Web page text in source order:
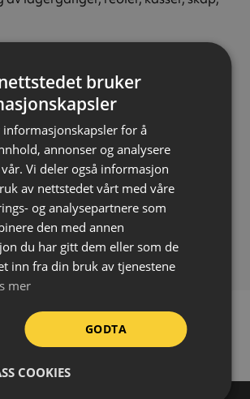
Gul
75 mm
tekstil
mm
á 6 stk
bruker
informasjonskapsler for å
annonser og analysere
Vi deler også informasjon
av nettstedet vårt med våre
og analysepartnere som
den med annen
du har gitt dem eller som de
inn fra din bruk av tjenestene
mer
GODTA
COOKIES